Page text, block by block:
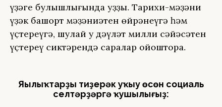
үҙәге булышлығында уҙҙы. Тарихи-мәҙәни
үҙәк башҡорт мәҙәниәтен өйрәнеүгә һәм
үҫтереүгә, шулай уҡ дәүләт милли сәйәсәтен
үҫтереү сиктәрендә саралар ойоштора.
Яңылыҡтарҙы тиҙерәк уҡыу өсөн социаль
селтәрҙәргә ҡушылығыҙ: